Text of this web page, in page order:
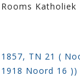
Rooms Katholiek
1857, TN 21 (
1918 Noord 16 ))